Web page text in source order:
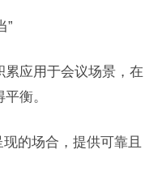
”
应用于会议场景，在
衡。
的场合，提供可靠且